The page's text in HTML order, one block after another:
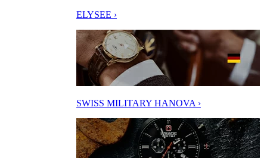
ELYSEE ›
SWISS MILITARY HANOVA ›